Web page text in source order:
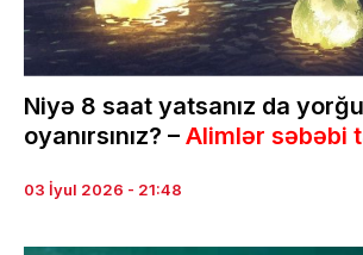
Niyə 8 saat yatsanız da
oyanırsınız? – Alimlər səbəbi
03 İyul 2026 - 21:48